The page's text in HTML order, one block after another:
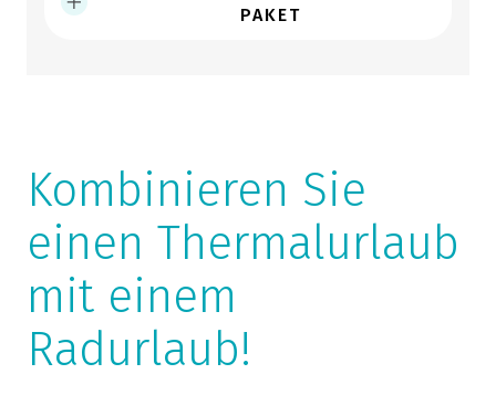
PAKET
Kombinieren Sie
einen Thermalurlaub
mit einem
Radurlaub!